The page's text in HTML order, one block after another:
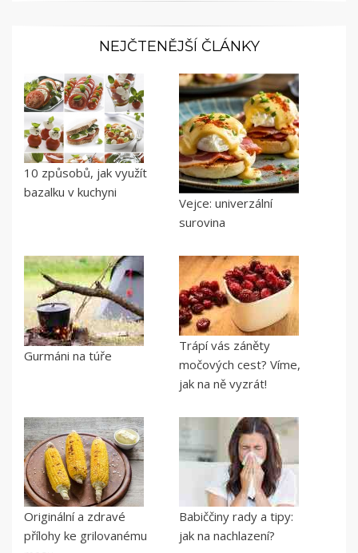
NEJČTENĚJŠÍ ČLÁNKY
10 způsobů, jak využít
bazalku v kuchyni
Vejce: univerzální
surovina
Gurmáni na túře
Trápí vás záněty
močových cest? Víme,
jak na ně vyzrát!
Originální a zdravé
přílohy ke grilovanému
Babiččiny rady a tipy:
jak na nachlazení?